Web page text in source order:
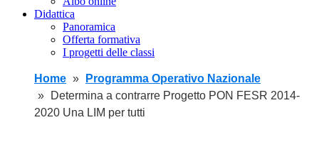
Didattica
Panoramica
Offerta formativa
I progetti delle classi
Home
Programma Operativo Nazionale
Determina a contrarre Progetto PON FESR 2014-
2020 Una LIM per tutti